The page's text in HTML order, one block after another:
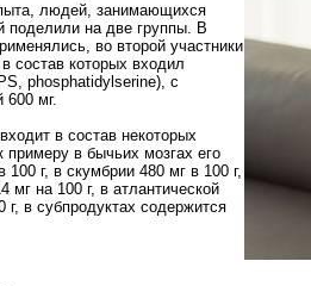
людей, занимающихся
поделили на две группы. В
во второй участники
состав которых входил
phosphatidylserine), с
600 мг.
в состав некоторых
примеру в бычьих мозгах его
100 г, в скумбрии 480 мг в 100 г,
мг на 100 г, в атлантической
г, в субпродуктах содержится